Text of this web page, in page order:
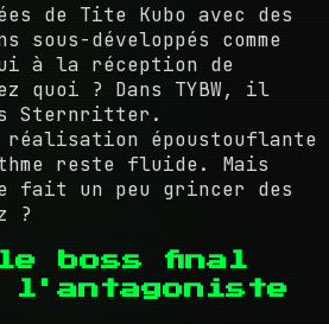
de Tite Kubo avec des
sous-développés comme
à la réception de
quoi ? Dans TYBW, il
Sternritter.
réalisation époustouflante
reste fluide. Mais
fait un peu grincer des
?
boss final
l'antagoniste